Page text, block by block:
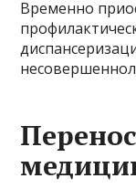
Временно